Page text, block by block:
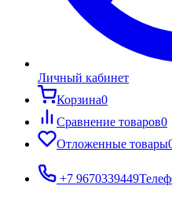
Личный кабинет
Корзина0
Сравнение товаров0
Отложенные товары
+7 9670339449